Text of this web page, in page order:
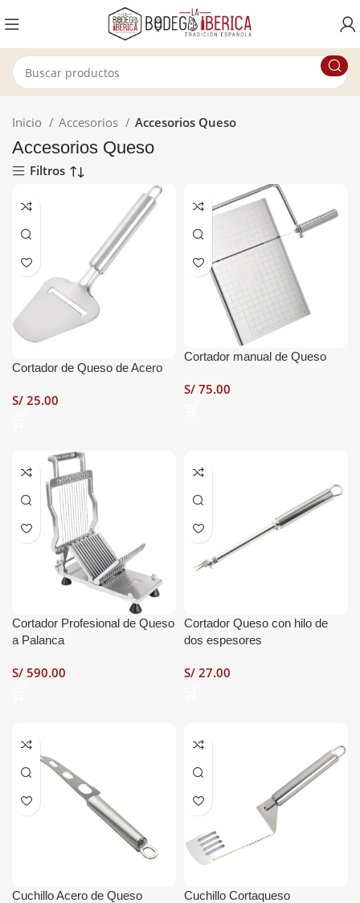
Inicio Accesorios Accesorios Queso
Accesorios Queso
Filtros
Cortador de Queso de Acero
S/
Cortador manual de Queso
S/
Cortador Profesional de Queso
a Palanca
S/
Cortador Queso con hilo de
dos espesores
S/
Cuchillo Acero de Queso Cuchillo Cortaqueso